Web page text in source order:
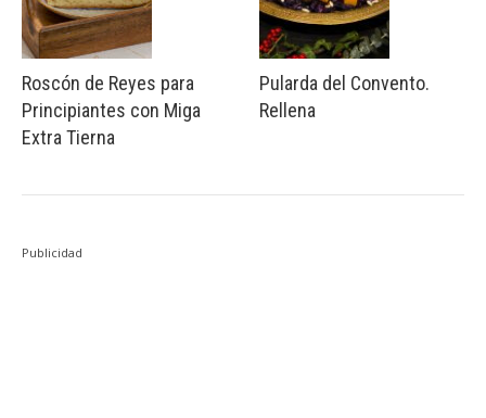
Roscón de Reyes para
Principiantes con Miga
Extra Tierna
Pularda del Convento.
Rellena
Publicidad